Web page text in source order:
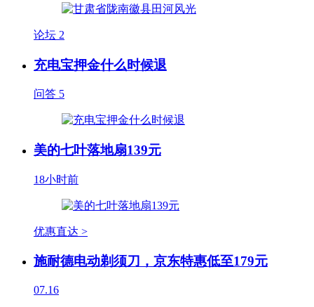
论坛 2
充电宝押金什么时候退
问答 5
美的七叶落地扇139元
18小时前
优惠直达 >
施耐德电动剃须刀，京东特惠低至179元
07.16